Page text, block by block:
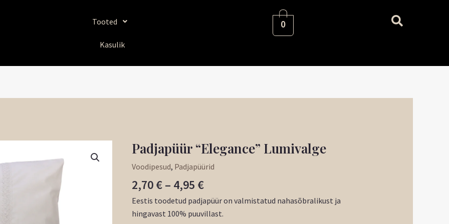
Tooted
Kasulik
0
Padjapüür “Elegance” Lumivalge
Voodipesud, Padjapüürid
2,70€– 4,95 €
Hinnavahemik:
2,70 €
kuni
4,95 €
Eestis toodetud padjapüür on valmistatud nahasõbralikust ja
hingavast 100% puuvillast.
Padjapüür
Lumivalge
kogus